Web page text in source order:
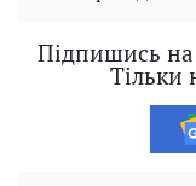
Підпишись на
Тільки